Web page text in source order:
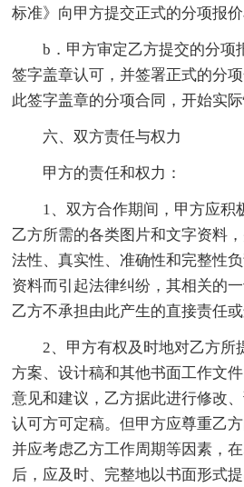
标准》向甲方提交正式的分项报价
b．甲方审定乙方提交的分项
签字盖章认可，并签署正式的分
此签字盖章的分项合同，开始实际
六、双方责任与权力
甲方的责任和权力：
1、双方合作期间，甲方应积
乙方所需的各类图片和文字资料
法性、真实性、准确性和完整性
资料而引起法律纠纷，其相关的
乙方不承担由此产生的直接责任或
2、甲方有权及时地对乙方所
方案、设计稿和其他书面工作文
意见和建议，乙方据此进行修改
认可方可定稿。但甲方应尊重乙
并应考虑乙方工作周期等因素，
后，应及时、完整地以书面形式